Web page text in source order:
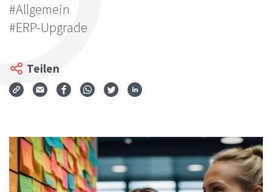
#Allgemein
#ERP-Upgrade
Teilen
Via Mail teilen
Auf Facebook teilen
Auf WhatsApp teilen
Auf Twitter teilen
Auf LinkedIn teilen